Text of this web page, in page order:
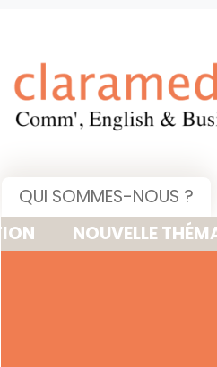
QUI SOMMES-NOUS ?
NOUVELLE THÉMATIQUE